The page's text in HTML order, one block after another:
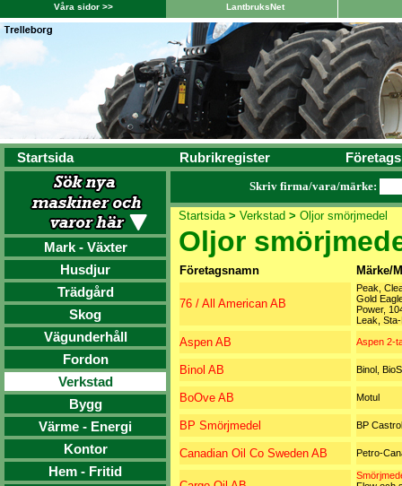
Våra sidor >> LantbruksNet
Startsida Rubrikregister
Mark - Växter
Husdjur
Trädgård
Skog
Vägunderhåll
Fordon
Verkstad
Bygg
Värme - Energi
Kontor
Hem - Fritid
Skriv firma/vara/märke:
Startsida> Verkstad > Oljor smörjmedel
Oljor
Företagsnamn Märke/
76 / All American AB
Peak,
Gold
Power,
Leak, Sta-
Aspen AB Aspen 2-
Binol AB Binol,
BoOve AB Motul
BP Smörjmedel BP Castrol
Canadian Oil Co Sweden AB Petro-